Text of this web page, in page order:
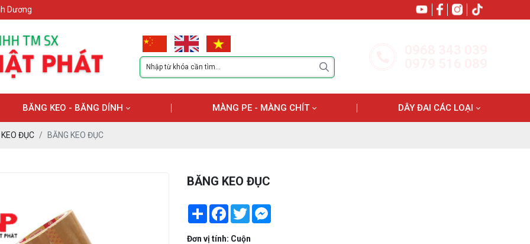
Dương
BĂNG KEO - BĂNG DÍNH MÀNG PE - MÀNG CHÍT DÂY ĐAI CÁC LOẠI
KEO ĐỤC BĂNG KEO ĐỤC
BĂNG KEO ĐỤC
ShareFacebook
TwitterMessenger
Đơn vị tính: Cuộn